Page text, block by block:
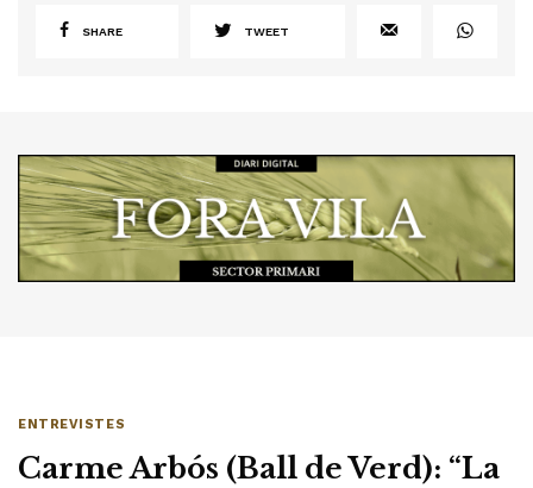
SHARE TWEET
ENTREVISTES
Carme Arbós (Ball de Verd): “La